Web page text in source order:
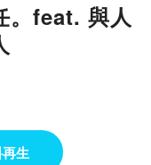
。feat. 與人
生